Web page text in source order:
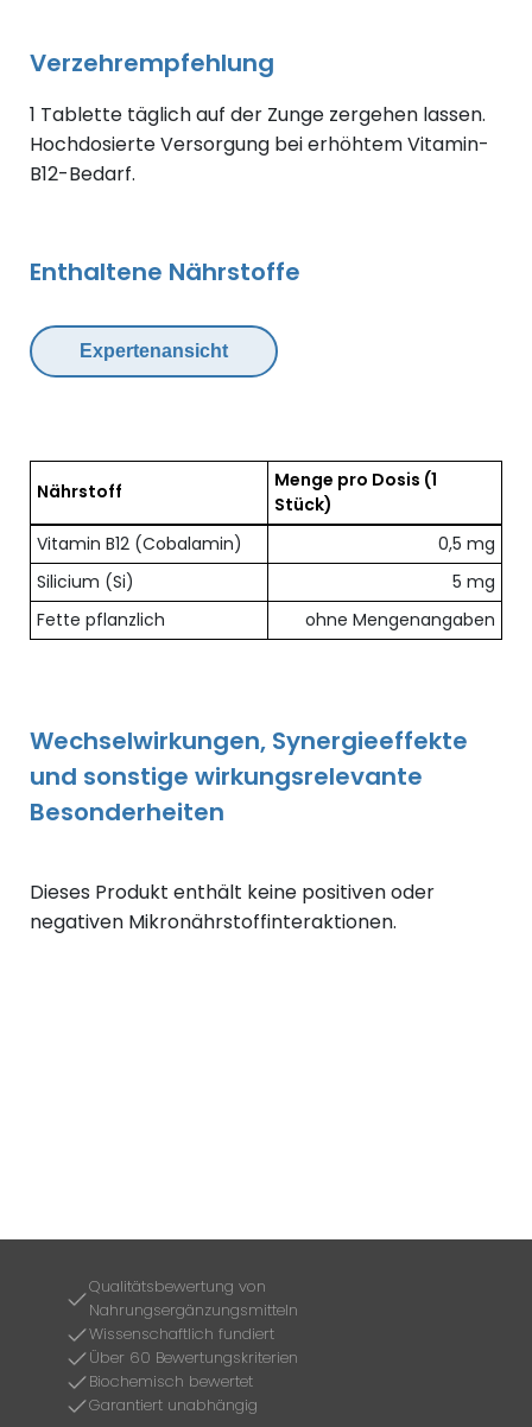
Verzehrempfehlung
1 Tablette täglich auf der Zunge zergehen lassen.
Hochdosierte Versorgung bei erhöhtem Vitamin-
B12-Bedarf.
Enthaltene Nährstoffe
Expertenansicht
Übersicht der enthaltenen Nährstoffe pro Dosis
Nährstoff Menge pro Dosis (1
Stück)
Vitamin B12 (Cobalamin)
0,5 mg
Silicium (Si)
5 mg
Fette pflanzlich
ohne Mengenangaben
Wechselwirkungen, Synergieeffekte
und sonstige wirkungsrelevante
Besonderheiten
Dieses Produkt enthält keine positiven oder
negativen Mikronährstoffinteraktionen.
Qualitätsbewertung von
Nahrungsergänzungsmitteln
Wissenschaftlich fundiert
Über 60 Bewertungskriterien
Biochemisch bewertet
Garantiert unabhängig